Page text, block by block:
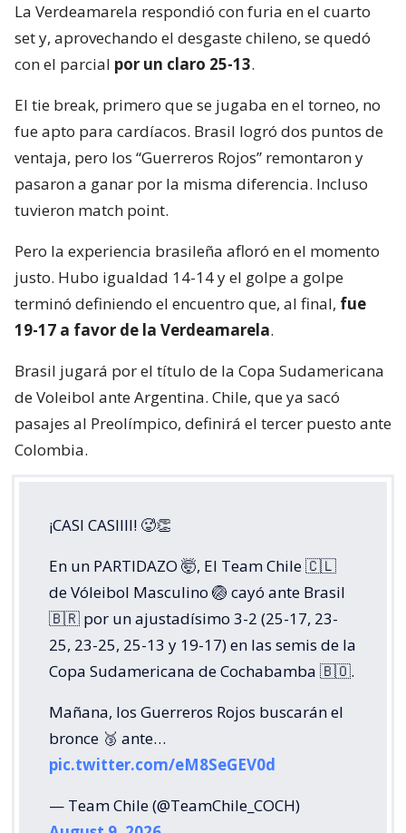
La Verdeamarela respondió con furia en el cuarto
set y, aprovechando el desgaste chileno, se quedó
con el parcial por un claro 25-13.
El tie break, primero que se jugaba en el torneo, no
fue apto para cardíacos. Brasil logró dos puntos de
ventaja, pero los “Guerreros Rojos” remontaron y
pasaron a ganar por la misma diferencia. Incluso
tuvieron match point.
Pero la experiencia brasileña afloró en el momento
justo. Hubo igualdad 14-14 y el golpe a golpe
terminó definiendo el encuentro que, al final, fue
19-17 a favor de la Verdeamarela.
Brasil jugará por el título de la Copa Sudamericana
de Voleibol ante Argentina. Chile, que ya sacó
pasajes al Preolímpico, definirá el tercer puesto ante
Colombia.
¡CASI CASIIII! 🥵👏
En un PARTIDAZO 🤯, El Team Chile 🇨🇱
de Vóleibol Masculino 🏐 cayó ante Brasil
🇧🇷 por un ajustadísimo 3-2 (25-17, 23-
25, 23-25, 25-13 y 19-17) en las semis de la
Copa Sudamericana de Cochabamba 🇧🇴.
Mañana, los Guerreros Rojos buscarán el
bronce 🥉 ante…
pic.twitter.com/eM8SeGEV0d
— Team Chile (@TeamChile_COCH)